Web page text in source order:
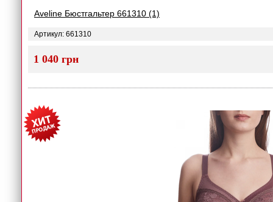
Aveline Бюстгальтер 661310 (1)
Артикул: 661310
1 040 грн